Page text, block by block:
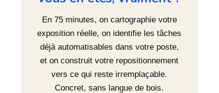
En 75 minutes, on cartographie votre
exposition réelle, on identifie les tâches
déjà automatisables dans votre poste,
et on construit votre repositionnement
vers ce qui reste irremplaçable.
Concret, sans langue de bois.